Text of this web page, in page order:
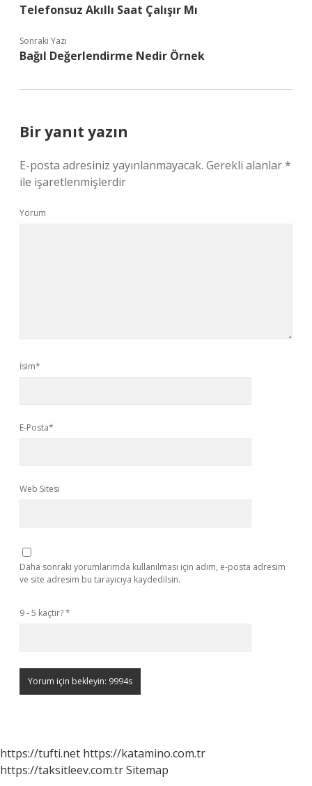
Telefonsuz Akıllı Saat Çalışır Mı
Sonraki Yazı
Bağıl Değerlendirme Nedir Örnek
Bir yanıt yazın
E-posta adresiniz yayınlanmayacak. Gerekli alanlar*
ile işaretlenmişlerdir
Yorum
İsim*
E-Posta*
Web Sitesi
Daha sonraki yorumlarımda kullanılması için adım, e-posta adresim
ve site adresim bu tarayıcıya kaydedilsin.
9 - 5 kaçtır?*
https://tufti.net https://katamino.com.tr
https://taksitleev.com.trSitemap